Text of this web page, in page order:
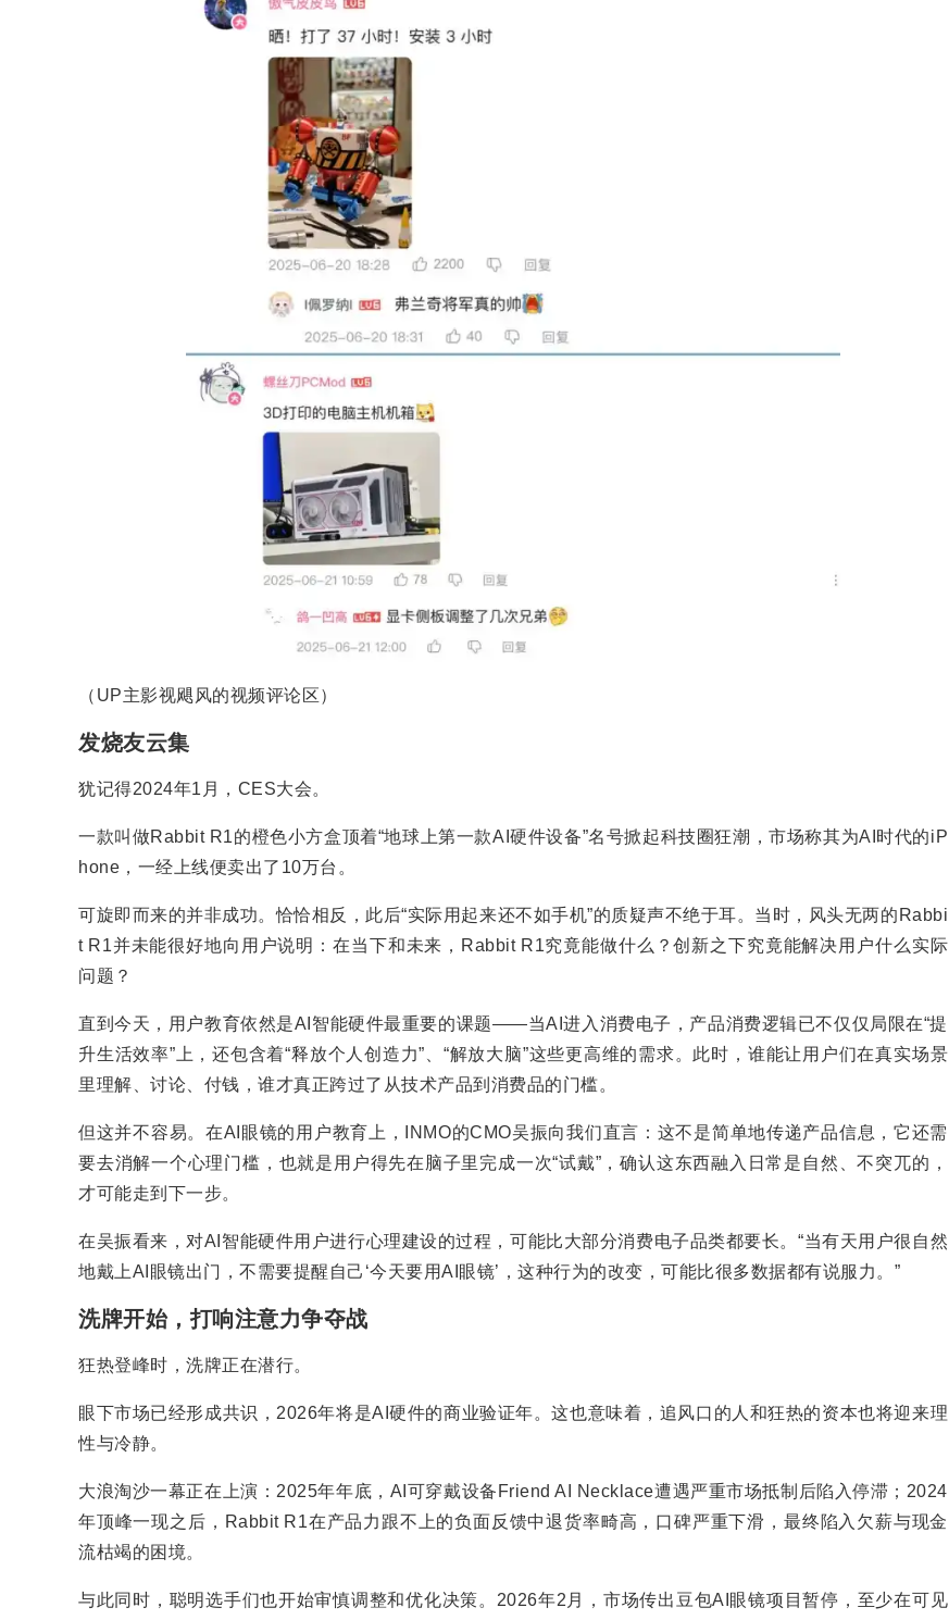
（UP主影视飓风的视频评论区）
发烧友云集
犹记得2024年1月，CES大会。
一款叫做Rabbit R1的橙色小方盒顶着“地球上第一款AI硬件设备”名号掀起科技圈狂潮，市场称其为AI时代的iP
hone，一经上线便卖出了10万台。
可旋即而来的并非成功。恰恰相反，此后“实际用起来还不如手机”的质疑声不绝于耳。当时，风头无两的Rabbi
t R1并未能很好地向用户说明：在当下和未来，Rabbit R1究竟能做什么？创新之下究竟能解决用户什么实际
问题？
直到今天，用户教育依然是AI智能硬件最重要的课题——当AI进入消费电子，产品消费逻辑已不仅仅局限在“提
升生活效率”上，还包含着“释放个人创造力”、“解放大脑”这些更高维的需求。此时，谁能让用户们在真实场景
里理解、讨论、付钱，谁才真正跨过了从技术产品到消费品的门槛。
但这并不容易。在AI眼镜的用户教育上，INMO的CMO吴振向我们直言：这不是简单地传递产品信息，它还需
要去消解一个心理门槛，也就是用户得先在脑子里完成一次“试戴”，确认这东西融入日常是自然、不突兀的，
才可能走到下一步。
在吴振看来，对AI智能硬件用户进行心理建设的过程，可能比大部分消费电子品类都要长。“当有天用户很自然
地戴上AI眼镜出门，不需要提醒自己‘今天要用AI眼镜’，这种行为的改变，可能比很多数据都有说服力。”
洗牌开始，打响注意力争夺战
狂热登峰时，洗牌正在潜行。
眼下市场已经形成共识，2026年将是AI硬件的商业验证年。这也意味着，追风口的人和狂热的资本也将迎来理
性与冷静。
大浪淘沙一幕正在上演：2025年年底，AI可穿戴设备Friend AI Necklace遭遇严重市场抵制后陷入停滞；2024
年顶峰一现之后，Rabbit R1在产品力跟不上的负面反馈中退货率畸高，口碑严重下滑，最终陷入欠薪与现金
流枯竭的困境。
与此同时，聪明选手们也开始审慎调整和优化决策。2026年2月，市场传出豆包AI眼镜项目暂停，至少在可见